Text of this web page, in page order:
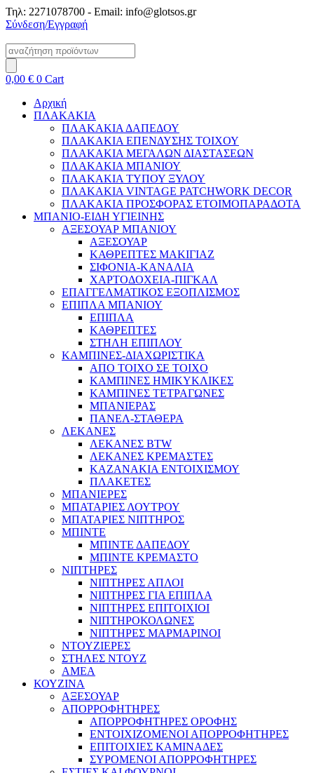
Μετάβαση
στο
Τηλ: 2271078700 - Email: info@glotsos.gr
Σύνδεση/Εγγραφή
Products
search
0,00 € 0 Cart
Αρχική
ΠΛΑΚΑΚΙΑ
ΠΛΑΚΑΚΙΑ ΔΑΠΕΔΟΥ
ΠΛΑΚΑΚΙΑ ΕΠΕΝΔΥΣΗΣ ΤΟΙΧΟΥ
ΠΛΑΚΑΚΙΑ ΜΕΓΑΛΩΝ ΔΙΑΣΤΑΣΕΩΝ
ΠΛΑΚΑΚΙΑ ΜΠΑΝΙΟΥ
ΠΛΑΚΑΚΙΑ ΤΥΠΟΥ ΞΥΛΟΥ
ΠΛΑΚΑΚΙΑ VINTAGE PATCHWORK DECOR
ΠΛΑΚΑΚΙΑ ΠΡΟΣΦΟΡΑΣ ΕΤΟΙΜΟΠΑΡΑΔΟΤΑ
ΜΠΑΝΙΟ-ΕΙΔΗ ΥΓΙΕΙΝΗΣ
ΑΞΕΣΟΥΑΡ ΜΠΑΝΙΟΥ
ΑΞΕΣΟΥΑΡ
ΚΑΘΡΕΠΤΕΣ ΜΑΚΙΓΙΑΖ
ΣΙΦΟΝΙΑ-ΚΑΝΑΛΙΑ
ΧΑΡΤΟΔΟΧΕΙΑ-ΠΙΓΚΑΛ
ΕΠΑΓΓΕΛΜΑΤΙΚΟΣ ΕΞΟΠΛΙΣΜΟΣ
ΕΠΙΠΛΑ ΜΠΑΝΙΟΥ
ΕΠΙΠΛΑ
ΚΑΘΡΕΠΤΕΣ
ΣΤΗΛΗ ΕΠΙΠΛΟΥ
ΚΑΜΠΙΝΕΣ-ΔΙΑΧΩΡΙΣΤΙΚΑ
ΑΠΟ ΤΟΙΧΟ ΣΕ ΤΟΙΧΟ
ΚΑΜΠΙΝΕΣ ΗΜΙΚΥΚΛΙΚΕΣ
ΚΑΜΠΙΝΕΣ ΤΕΤΡΑΓΩΝΕΣ
ΜΠΑΝΙΕΡΑΣ
ΠΑΝΕΛ-ΣΤΑΘΕΡΑ
ΛΕΚΑΝΕΣ
ΛΕΚΑΝΕΣ BTW
ΛΕΚΑΝΕΣ ΚΡΕΜΑΣΤΕΣ
ΚΑΖΑΝΑΚΙΑ ΕΝΤΟΙΧΙΣΜΟΥ
ΠΛΑΚΕΤΕΣ
ΜΠΑΝΙΕΡΕΣ
ΜΠΑΤΑΡΙΕΣ ΛΟΥΤΡΟΥ
ΜΠΑΤΑΡΙΕΣ ΝΙΠΤΗΡΟΣ
ΜΠΙΝΤΕ
ΜΠΙΝΤΕ ΔΑΠΕΔΟΥ
ΜΠΙΝΤΕ ΚΡΕΜΑΣΤΟ
ΝΙΠΤΗΡΕΣ
ΝΙΠΤΗΡΕΣ ΑΠΛΟΙ
ΝΙΠΤΗΡΕΣ ΓΙΑ ΕΠΙΠΛΑ
ΝΙΠΤΗΡΕΣ ΕΠΙΤΟΙΧΙΟΙ
ΝΙΠΤΗΡΟΚΟΛΩΝΕΣ
ΝΙΠΤΗΡΕΣ ΜΑΡΜΑΡΙΝΟΙ
ΝΤΟΥΖΙΕΡΕΣ
ΣΤΗΛΕΣ ΝΤΟΥΖ
ΑΜΕΑ
ΚΟΥΖΙΝΑ
ΑΞΕΣΟΥΑΡ
ΑΠΟΡΡΟΦΗΤΗΡΕΣ
ΑΠΟΡΡΟΦΗΤΗΡΕΣ ΟΡΟΦΗΣ
ΕΝΤΟΙΧΙΖΟΜΕΝΟΙ ΑΠΟΡΡΟΦΗΤΗΡΕΣ
ΕΠΙΤΟΙΧΙΕΣ ΚΑΜΙΝΑΔΕΣ
ΣΥΡΟΜΕΝΟΙ ΑΠΟΡΡΟΦΗΤΗΡΕΣ